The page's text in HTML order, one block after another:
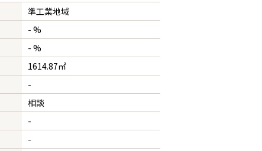
準工業地域
- %
- %
1614.87㎡
-
相談
-
-